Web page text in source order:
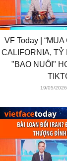
VF Today |
CALIFORNIA, TỶ
"BAO NUÔI"
19/05/2026